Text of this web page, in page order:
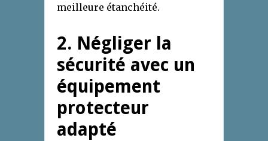
meilleure étanchéité.
2. Négliger la
sécurité avec un
équipement
protecteur
adapté